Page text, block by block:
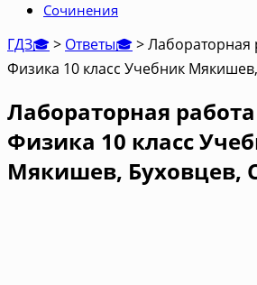
Сочинения
ГДЗ🎓> Ответы🎓>Лабораторная
Физика 10 класс Учебник
Лабораторная
Физика 10 класс
Мякишев, Буховцев,